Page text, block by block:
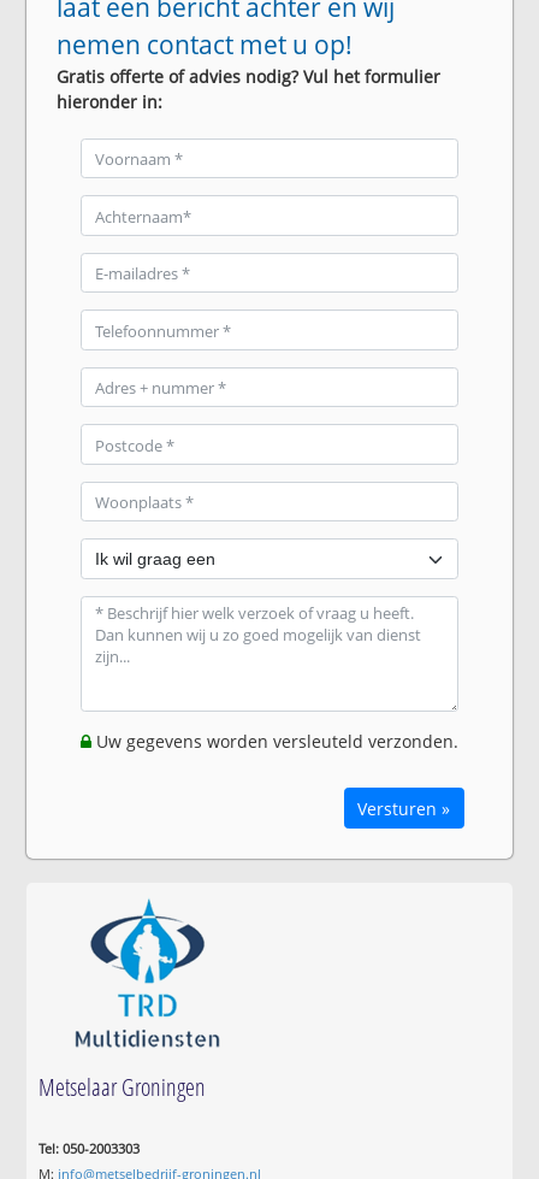
laat een bericht achter en wij
nemen contact met u op!
Gratis offerte of advies nodig? Vul het formulier
hieronder in:
Uw gegevens worden versleuteld verzonden.
Versturen »
Metselaar Groningen
Tel: 050-2003303
M: info@metselbedrijf-groningen.nl